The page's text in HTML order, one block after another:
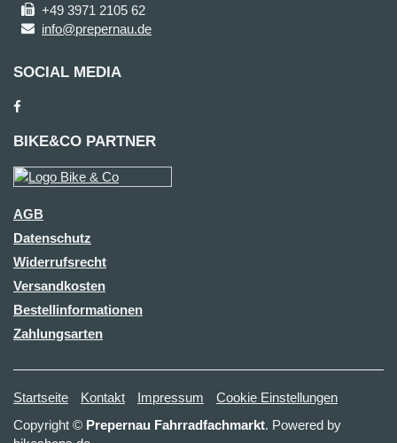
+49 3971 2105 62
info@prepernau.de
SOCIAL MEDIA
BIKE&CO PARTNER
AGB
Datenschutz
Widerrufsrecht
Versandkosten
Bestellinformationen
Zahlungsarten
Startseite Kontakt Impressum
Cookie Einstellungen
Copyright © Prepernau Fahrradfachmarkt. Powered by